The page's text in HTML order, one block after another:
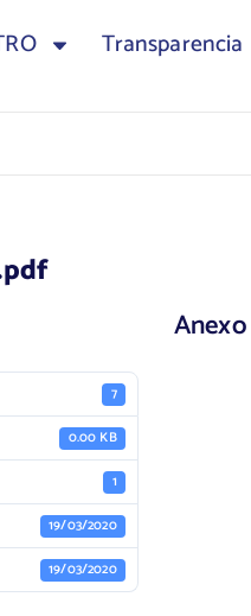
Transparencia
7
0.00 KB
1
19/03/2020
19/03/2020